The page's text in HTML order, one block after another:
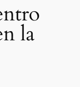
la